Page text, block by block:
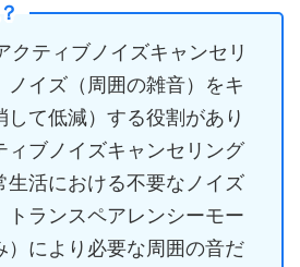
クティブノイズキャンセリ
ノイズ（周囲の雑音）をキ
して低減）する役割があり
ィブノイズキャンセリング
生活における不要なノイズ
トランスペアレンシーモー
）により必要な周囲の音だ